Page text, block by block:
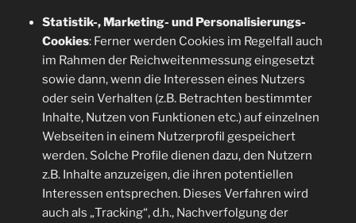
Statistik-, Marketing- und Personalisierungs-
Cookies: Ferner werden Cookies im Regelfall auch
im Rahmen der Reichweitenmessung eingesetzt
sowie dann, wenn die Interessen eines Nutzers
oder sein Verhalten (z.B. Betrachten bestimmter
Inhalte, Nutzen von Funktionen etc.) auf einzelnen
Webseiten in einem Nutzerprofil gespeichert
werden. Solche Profile dienen dazu, den Nutzern
z.B. Inhalte anzuzeigen, die ihren potentiellen
Interessen entsprechen. Dieses Verfahren wird
auch als „Tracking“, d.h., Nachverfolgung der